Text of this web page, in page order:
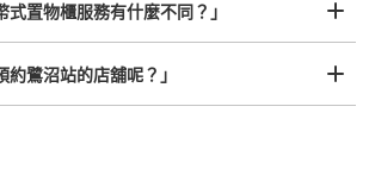
式置物櫃服務有什麼不同？」
約鷺沼站的店舖呢？」